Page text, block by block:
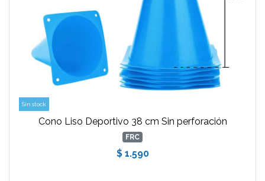
Sin stock
Cono Liso Deportivo 38 cm Sin perforación
FRC
$ 1.590